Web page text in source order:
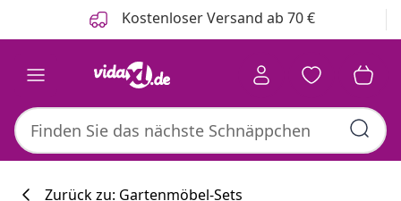
Kostenloser Versand ab 70 €
Zurück zu: Gartenmöbel-Sets